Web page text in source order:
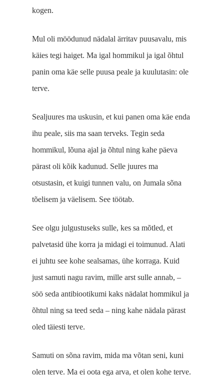
kogen.
Mul oli möödunud nädalal ärritav puusavalu, mis
käies tegi haiget. Ma igal hommikul ja igal õhtul
panin oma käe selle puusa peale ja kuulutasin: ole
terve.
Sealjuures ma uskusin, et kui panen oma käe enda
ihu peale, siis ma saan terveks. Tegin seda
hommikul, lõuna ajal ja õhtul ning kahe päeva
pärast oli kõik kadunud. Selle juures ma
otsustasin, et kuigi tunnen valu, on Jumala sõna
tõelisem ja väelisem. See töötab.
See olgu julgustuseks sulle, kes sa mõtled, et
palvetasid ühe korra ja midagi ei toimunud. Alati
ei juhtu see kohe sealsamas, ühe korraga. Kuid
just samuti nagu ravim, mille arst sulle annab, ‒
söö seda antibiootikumi kaks nädalat hommikul ja
õhtul ning sa teed seda ‒ ning kahe nädala pärast
oled täiesti terve.
Samuti on sõna ravim, mida ma võtan seni, kuni
olen terve. Ma ei oota ega arva, et olen kohe terve.